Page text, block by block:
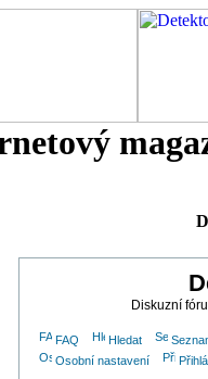
Diskuzní
FAQ Hledat
Osobní nastavení